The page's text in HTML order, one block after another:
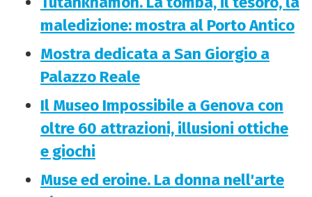
maledizione: mostra al Porto Antico
Mostra dedicata a San Giorgio a
Palazzo Reale
Il Museo Impossibile a Genova con
oltre 60 attrazioni, illusioni ottiche
e giochi
Muse ed eroine. La donna nell'arte